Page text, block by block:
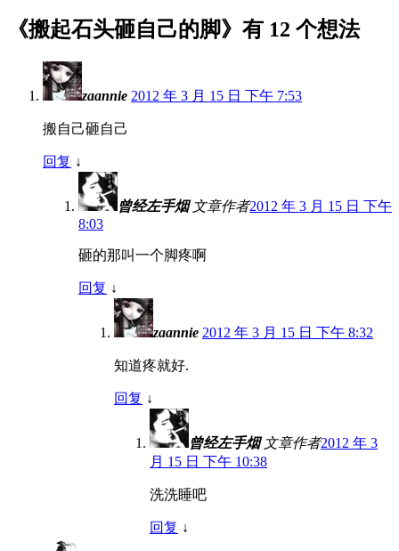
《搬起石头砸自己的脚》有 12 个想法
zaannie 2012 年 3 月 15 日 下午 7:53
搬自己砸自己
回复 ↓
曾经左手烟 文章作者2012 年 3 月 15 日 下午
8:03
砸的那叫一个脚疼啊
回复 ↓
zaannie 2012 年 3 月 15 日 下午 8:32
知道疼就好.
回复 ↓
曾经左手烟 文章作者2012 年 3
月 15 日 下午 10:38
洗洗睡吧
回复 ↓